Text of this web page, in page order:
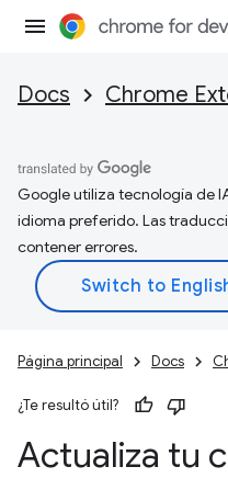
Docs Chrome
Google utiliza tecnología de
idioma preferido. Las
contener errores.
Página principal Docs
¿Te resultó útil?
Actualiza tu